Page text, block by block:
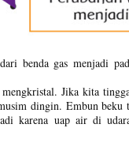
benda gas menjadi
Jika kita
dingin. Embun beku
karena uap air di